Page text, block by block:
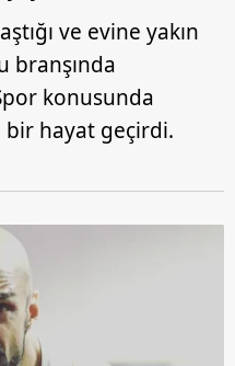
ve evine yakın
branşında
konusunda
bir hayat geçirdi.